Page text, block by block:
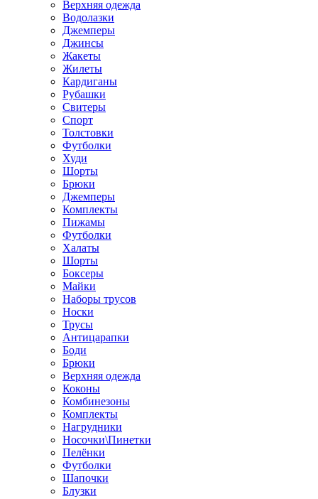
Верхняя одежда
Водолазки
Джемперы
Джинсы
Жакеты
Жилеты
Кардиганы
Рубашки
Свитеры
Спорт
Толстовки
Футболки
Худи
Шорты
Брюки
Джемперы
Комплекты
Пижамы
Футболки
Халаты
Шорты
Боксеры
Майки
Наборы трусов
Носки
Трусы
Антицарапки
Боди
Брюки
Верхняя одежда
Коконы
Комбинезоны
Комплекты
Нагрудники
Носочки\Пинетки
Пелёнки
Футболки
Шапочки
Блузки